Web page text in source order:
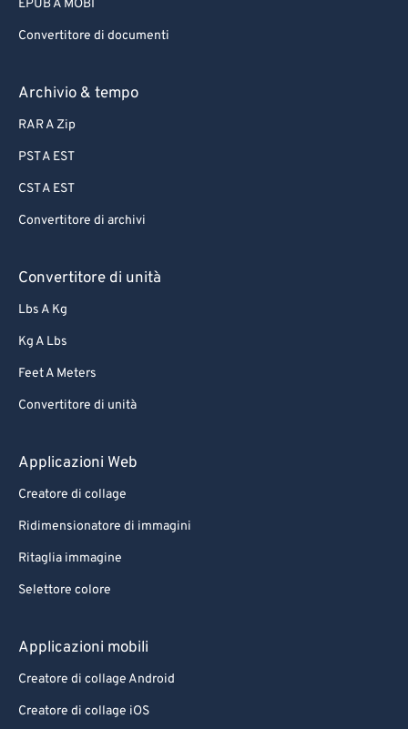
EPUB A MOBI
Convertitore di documenti
Archivio & tempo
RAR A Zip
PST A EST
CST A EST
Convertitore di archivi
Convertitore di unità
Lbs A Kg
Kg A Lbs
Feet A Meters
Convertitore di unità
Applicazioni Web
Creatore di collage
Ridimensionatore di immagini
Ritaglia immagine
Selettore colore
Applicazioni mobili
Creatore di collage Android
Creatore di collage iOS